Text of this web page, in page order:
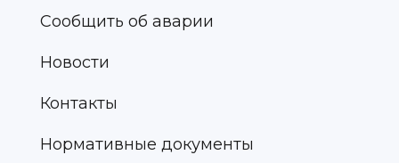
Сообщить об аварии
Новости
Контакты
Нормативные документы